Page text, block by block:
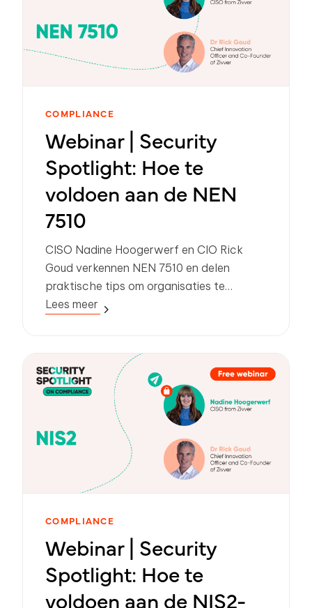
COMPLIANCE
Webinar | Security
Spotlight: Hoe te
voldoen aan de NEN
7510
CISO Nadine Hoogerwerf en CIO Rick
Goud verkennen NEN 7510 en delen
praktische tips om organisaties te
ondersteunen bij het voldoen aan de
Lees meer
COMPLIANCE
Webinar | Security
Spotlight: Hoe te
voldoen aan de NIS2-